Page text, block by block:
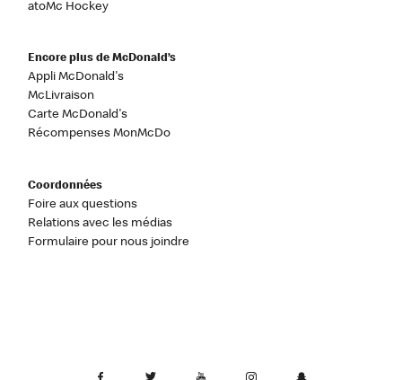
atoMc Hockey
Encore plus de McDonald’s
Appli McDonald's
McLivraison
Carte McDonald's
Récompenses MonMcDo
Coordonnées
Foire aux questions
Relations avec les médias
Formulaire pour nous joindre